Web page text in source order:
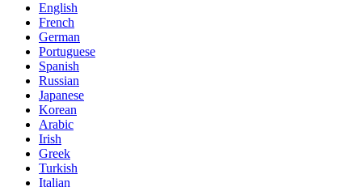
English
French
German
Portuguese
Spanish
Russian
Japanese
Korean
Arabic
Irish
Greek
Turkish
Italian